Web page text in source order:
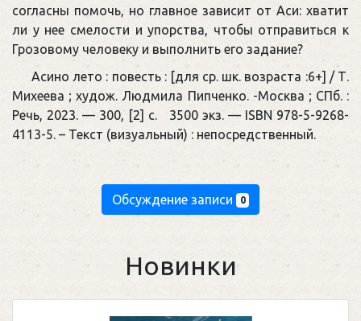
согласны помочь, но главное зависит от Аси: хватит
ли у нее смелости и упорства, чтобы отправиться к
Грозовому человеку и выполнить его задание?
Асино лето : повесть : [для ср. шк. возраста :6+] / Т.
Михеева ; худож. Людмила Пипченко. -Москва ; СПб. :
Речь, 2023. — 300, [2] с. 3500 экз. — ISBN 978-5-9268-
4113-5. – Текст (визуальный) : непосредственный.
Обсуждение записи 0
Новинки